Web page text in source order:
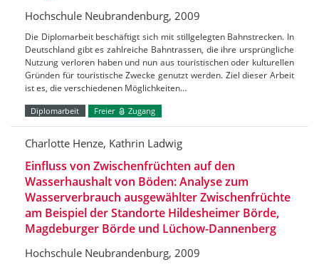
Hochschule Neubrandenburg, 2009
Die Diplomarbeit beschäftigt sich mit stillgelegten Bahnstrecken. In
Deutschland gibt es zahlreiche Bahntrassen, die ihre ursprüngliche
Nutzung verloren haben und nun aus touristischen oder kulturellen
Gründen für touristische Zwecke genutzt werden. Ziel dieser Arbeit
ist es, die verschiedenen Möglichkeiten…
Diplomarbeit Freier Zugang
Charlotte Henze, Kathrin Ladwig
Einfluss von Zwischenfrüchten auf den
Wasserhaushalt von Böden: Analyse zum
Wasserverbrauch ausgewählter Zwischenfrüchte
am Beispiel der Standorte Hildesheimer Börde,
Magdeburger Börde und Lüchow-Dannenberg
Hochschule Neubrandenburg, 2009